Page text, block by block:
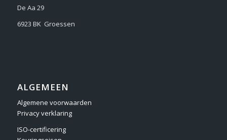
De Aa 29
6923 BK Groessen
ALGEMEEN
Algemene voorwaarden
Privacy verklaring
ISO-certificering